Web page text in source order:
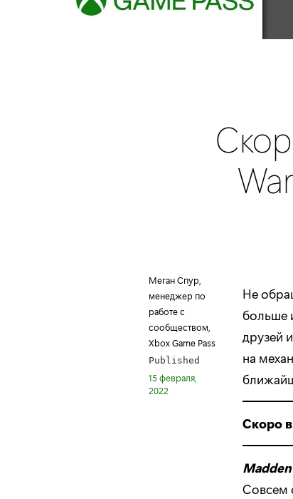
Меган Спур,
менеджер по
работе с
сообществом,
Xbox Game Pass
Published
15 февраля,
2022
Не
больше
друзей
на
Скоро в
Совсем